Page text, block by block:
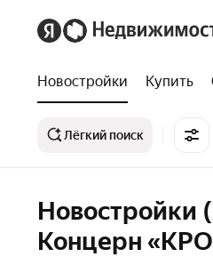
Новостройки Купить
Лёгкий поиск
Новостройки
Концерн